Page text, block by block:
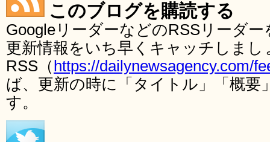
このブログを購読する
GoogleリーダーなどのRSSリーダ
更新情報をいち早くキャッチしま
RSS（ https://dailynewsagency.com/
ば、更新の時に「タイトル」「概要
す。